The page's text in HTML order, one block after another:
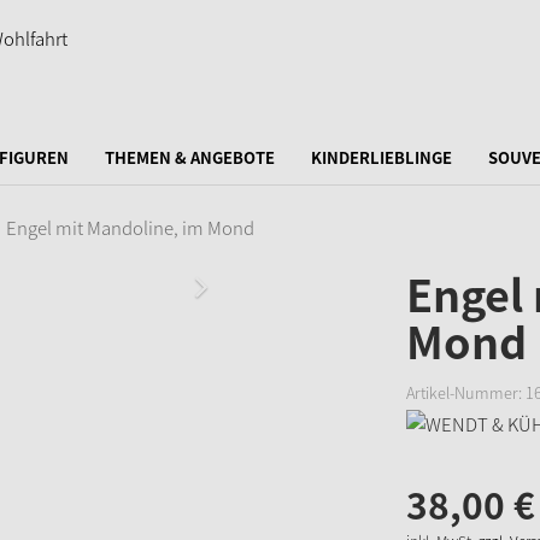
FIGUREN THEMEN & ANGEBOTE KINDERLIEBLINGE
Engel mit Mandoline, im Mond
Mond
Artikel-Nummer:
38,00€